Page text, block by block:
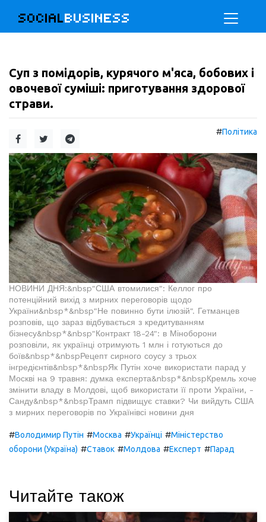
SOCIALBUSINESS
Суп з помідорів, курячого м'яса, бобових і
овочевої суміші: приготування здорової
страви.
#Політика
НОВИНИ ДНЯ:&nbsp"США втомилися": Келлог про
потенційний вихід з мирних переговорів щодо
України&nbsp*&nbsp"Не повинно бути ілюзій". Гетманцев
розповів, що зараз відбувається з кредитуванням
бізнесу&nbsp*&nbsp"Контракт 18-24": в Міноборони
розповіли, як українці отримують 1 млн і готуються до
боїв&nbsp*&nbspРецепт сирного соусу з трьох
інгредієнтів&nbsp*&nbspЯк Путін хоче використати парад у
Москві на 9 травня: думка експерта&nbsp*&nbspКремль хоче
змінити владу в Молдові, щоб використати її проти України, -
Санду&nbsp*&nbspТрамп підвищує ставки? Чи вийдуть США
з мирних переговорів по Українівсі новини дня
#Володимир Путін #Москва #Українці #Міністерство
оборони (Україна) #Ставок #Молдова #Експерт #Парад
Читайте також